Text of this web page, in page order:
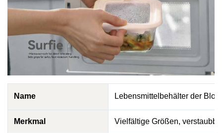
Name Lebensmittelbehälter der
Merkmal Vielfältige Größen,